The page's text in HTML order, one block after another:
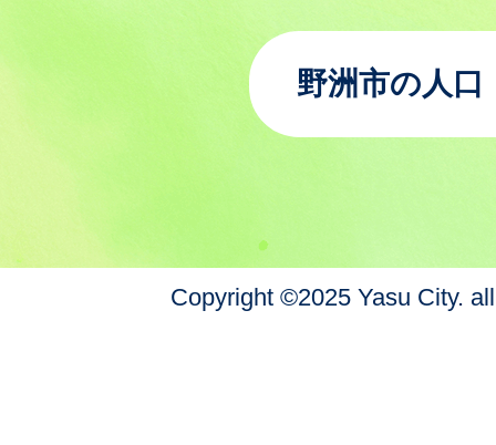
野洲市の人口
Copyright ©2025 Yasu City.